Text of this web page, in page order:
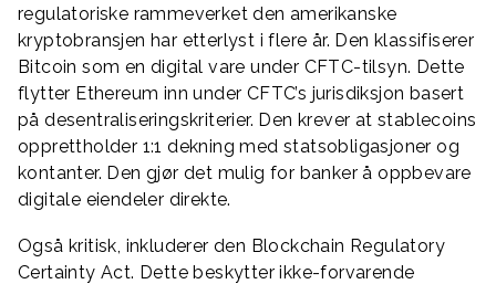
regulatoriske rammeverket den amerikanske
kryptobransjen har etterlyst i flere år. Den klassifiserer
Bitcoin som en digital vare under CFTC-tilsyn. Dette
flytter Ethereum inn under CFTC’s jurisdiksjon basert
på desentraliseringskriterier. Den krever at stablecoins
opprettholder 1:1 dekning med statsobligasjoner og
kontanter. Den gjør det mulig for banker å oppbevare
digitale eiendeler direkte.
Også kritisk, inkluderer den Blockchain Regulatory
Certainty Act. Dette beskytter ikke-forvarende